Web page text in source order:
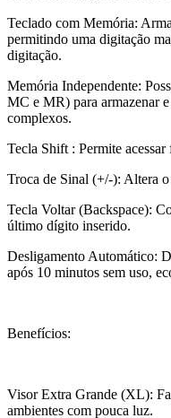
Teclado com Memória:
permitindo uma digitação
digitação.
Memória Independente:
MC e MR) para armazenar
complexos.
Tecla Shift : Permite acessar
Troca de Sinal (+/-): Altera
Tecla Voltar (Backspace):
último dígito inserido.
Desligamento Automático:
após 10 minutos sem uso,
Benefícios:
Visor Extra Grande (XL):
ambientes com pouca luz.